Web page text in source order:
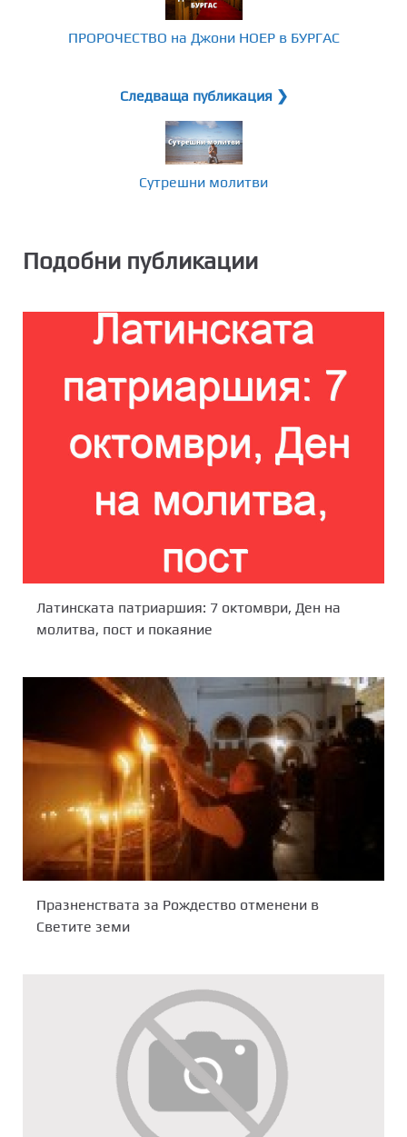
ПРОРОЧЕСТВО на Джони НОЕР в БУРГАС
Следваща публикация ❯
Сутрешни молитви
Подобни публикации
Латинската патриаршия: 7 октомври, Ден на
молитва, пост и покаяние
Празненствата за Рождество отменени в
Светите земи